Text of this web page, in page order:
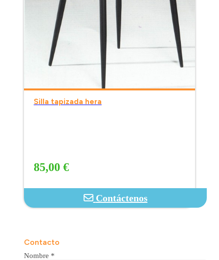
Silla tapizada hera
85,00 €
Contáctenos
Contacto
Nombre *